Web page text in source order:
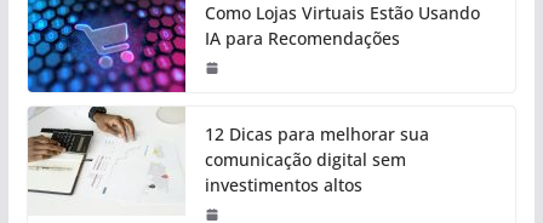
Como Lojas Virtuais Estão Usando
IA para Recomendações
12 Dicas para melhorar sua
comunicação digital sem
investimentos altos